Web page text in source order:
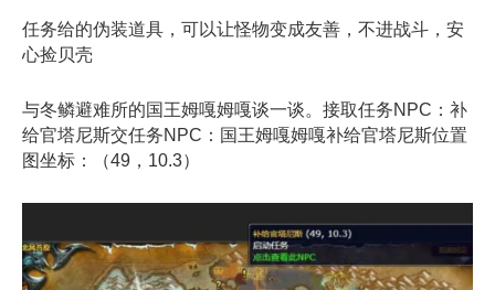
任务给的伪装道具，可以让怪物变成友善，不进战斗，安
心捡贝壳
与冬鳞避难所的国王姆嘎姆嘎谈一谈。接取任务NPC：补
给官塔尼斯交任务NPC：国王姆嘎姆嘎补给官塔尼斯位置
图坐标：（49，10.3）